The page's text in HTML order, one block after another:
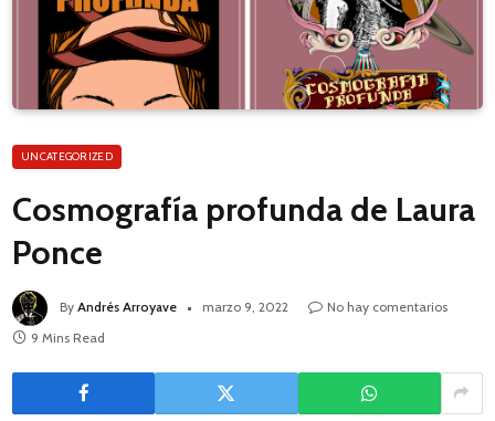
UNCATEGORIZED
Cosmografía profunda de Laura
Ponce
By Andrés Arroyave marzo 9, 2022
No hay comentarios
9 Mins Read